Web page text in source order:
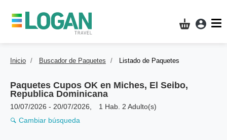
Mi compra
Inicio Buscador de Paquetes Listado de Paquetes
Paquetes Cupos OK en Miches, El Seibo,
Republica Dominicana
10/07/2026 - 20/07/2026
1 Hab. 2 Adulto(s)
Cambiar búsqueda